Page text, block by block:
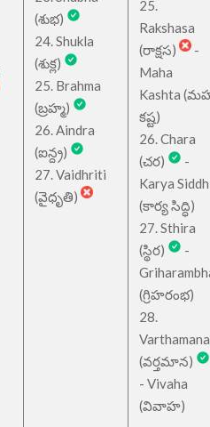
(శుభ)
24. Shukla
(శుక్ల)
25. Brahma
(బ్రహ్మ)
26. Aindra
(ఐన్ద్ర)
27. Vaidhriti
(వైధృతి)
25.
Rakshasa
(రాక్షస)
-
Maha
Kashta
కష్ట)
26. Chara
(చర)
-
Karya
(కార్య సిద్ధి)
27. Sthira
(స్థిర)
-
(గ్రిహరంభ)
28.
Varthamana
(వర్తమాన)
- Vivaha
(వివాహ)